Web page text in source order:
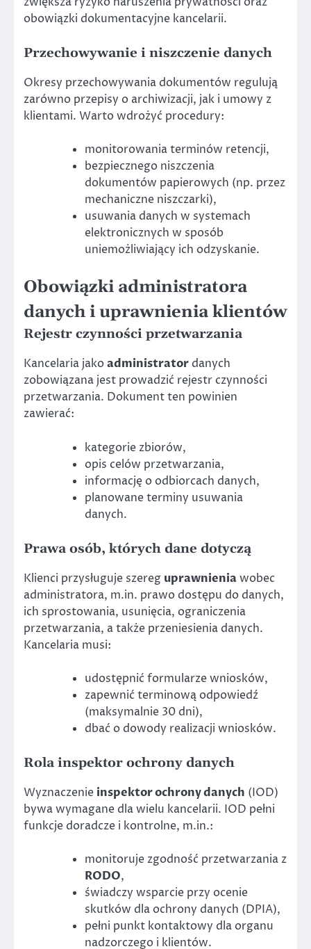
obowiązki dokumentacyjne kancelarii.
Przechowywanie i niszczenie danych
Okresy przechowywania dokumentów regulują
zarówno przepisy o archiwizacji, jak i umowy z
klientami. Warto wdrożyć procedury:
monitorowania terminów retencji,
bezpiecznego niszczenia
dokumentów papierowych (np. przez
mechaniczne niszczarki),
usuwania danych w systemach
elektronicznych w sposób
uniemożliwiający ich odzyskanie.
Obowiązki administratora
danych i uprawnienia klientów
Rejestr czynności przetwarzania
Kancelaria jakoadministrator danych
zobowiązana jest prowadzić rejestr czynności
przetwarzania. Dokument ten powinien
zawierać:
kategorie zbiorów,
opis celów przetwarzania,
informację o odbiorcach danych,
planowane terminy usuwania
danych.
Prawa osób, których dane dotyczą
Klienci przysługuje szereg uprawnieniawobec
administratora, m.in. prawo dostępu do danych,
ich sprostowania, usunięcia, ograniczenia
przetwarzania, a także przeniesienia danych.
Kancelaria musi:
udostępnić formularze wniosków,
zapewnić terminową odpowiedź
(maksymalnie 30 dni),
dbać o dowody realizacji wniosków.
Rola inspektor ochrony danych
Wyznaczenie inspektor ochrony danych (IOD)
bywa wymagane dla wielu kancelarii. IOD pełni
funkcje doradcze i kontrolne, m.in.:
monitoruje zgodność przetwarzania z
RODO,
świadczy wsparcie przy ocenie
skutków dla ochrony danych (DPIA),
pełni punkt kontaktowy dla organu
nadzorczego i klientów.